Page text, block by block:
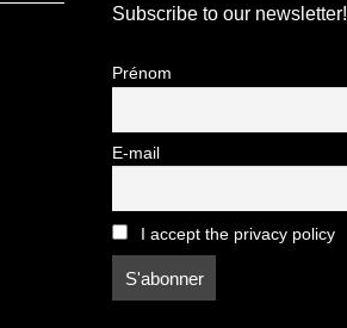
Subscribe to our newsletter!
Prénom
E-mail
I accept the privacy policy